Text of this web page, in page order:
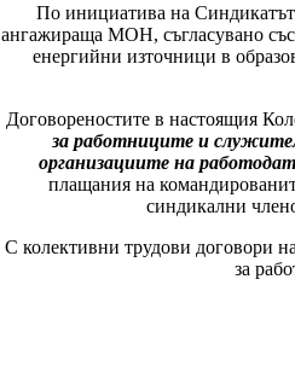
По инициатива на Синдикатът
ангажираща МОН, съгласувано със
енергийни източници в
Договореностите в настоящия
за работниците и
организациите на
плащания на
синдикални
С колективни трудови договори
за